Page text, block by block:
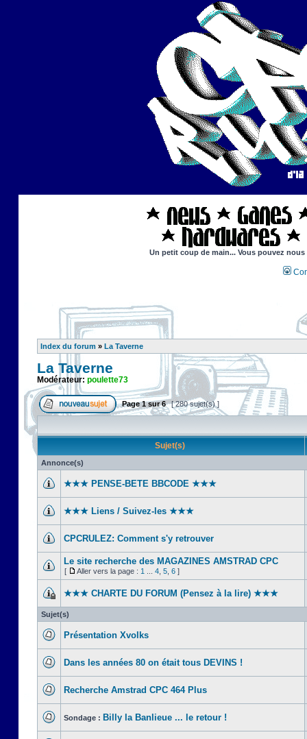
Un petit coup de main... Vous pouvez
Index du forum » La Taverne
La Taverne
Modérateur: poulette73
Page1sur6 [ 280 sujet(s) ]
Sujet(s)
Annonce(s)
★★★ PENSE-BETE BBCODE ★★★
★★★ Liens / Suivez-les ★★★
CPCRULEZ: Comment s'y retrouver‎
Le site recherche des MAGAZINES AMSTRAD CPC
[ Aller vers la page : 1 4 5 6 ]
★★★ CHARTE DU FORUM (Pensez à la lire) ★★★
Sujet(s)
Présentation Xvolks
Dans les années 80 on était tous DEVINS !
Recherche Amstrad CPC 464 Plus
Sondage : Billy la Banlieue ... le retour !